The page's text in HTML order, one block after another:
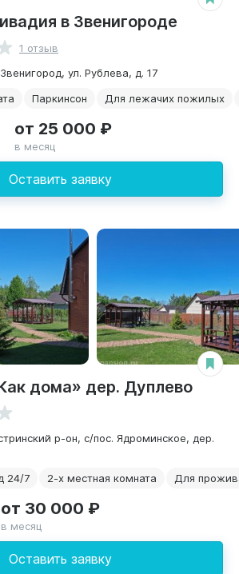
в Звенигороде
1 отзыв
ул. Рублева, д. 17
Паркинсон Для лежачих пожилых
Оставить заявку
от 25 000 ₽
в месяц
дома» дер. Дуплево
р-он, с/пос. Ядроминское, дер.
24/7 2-х местная комната Для
Оставить заявку
от 30 000 ₽
в месяц